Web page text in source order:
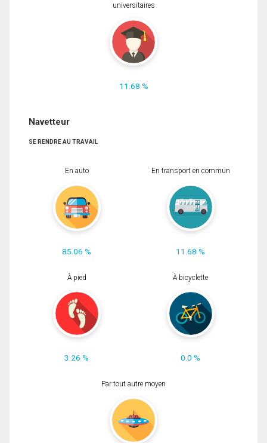
universitaires
11.68 %
Navetteur
SE RENDRE AU TRAVAIL
En auto
85.06 %
En transport en commun
11.68 %
À pied
3.26 %
À bicyclette
0.0 %
Par tout autre moyen